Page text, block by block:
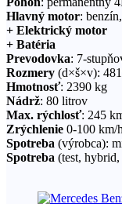
Hlavný motor:
+ Elektrický motor
+ Batéria
Prevodovka: 7-
Rozmery (d×š×v):
Hmotnosť: 2390 kg
Nádrž: 80 litrov
Max. rýchlosť: 245
Zrýchlenie 0-100 km/
Spotreba (výrobca):
Spotreba (test,